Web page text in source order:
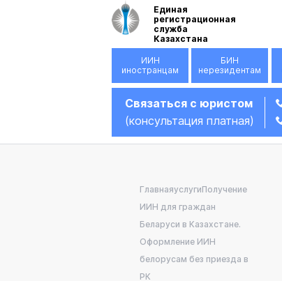
Единая
регистрационная
служба
Казахстана
ИИН
иностранцам
БИН
нерезидентам
Связаться с юристом
(консультация платная)
ГлавнаяуслугиПолучение
ИИН для граждан
Беларуси в Казахстане.
Оформление ИИН
белорусам без приезда в
РК